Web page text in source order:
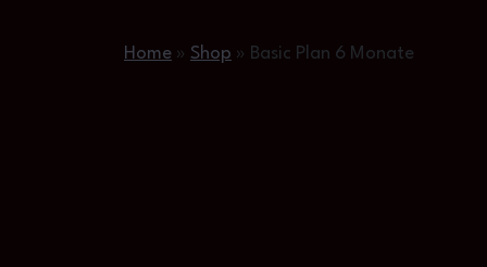
Home » Shop » Basic Plan 6 Monate